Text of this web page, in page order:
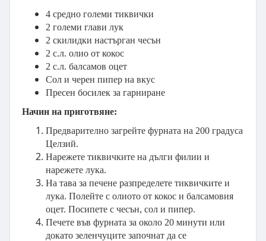
4 средно големи тиквички
2 големи глави лук
2 скилидки настърган чесън
2 с.л. олио от кокос
2 с.л. балсамов оцет
Сол и черен пипер на вкус
Пресен босилек за гарниране
Начин на приготвяне:
Предварително загрейте фурната на 200 градуса
Целзий.
Нарежете тиквичките на дълги филии и
нарежете лука.
На тава за печене разпределете тиквичките и
лука. Полейте с олиото от кокос и балсамовия
оцет. Посипете с чесън, сол и пипер.
Печете във фурната за около 20 минути или
докато зеленчуците започнат да се